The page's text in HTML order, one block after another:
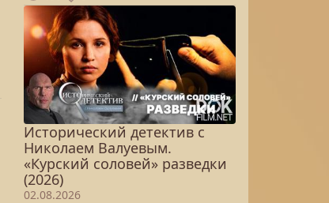
Исторический детектив с
Николаем Валуевым.
«Курский соловей» разведки
(2026)
02.08.2026